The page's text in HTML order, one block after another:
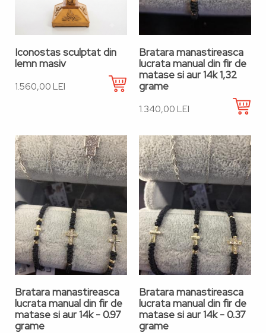
Iconostas sculptat din
lemn masiv
1.560,00 LEI
Bratara manastireasca
lucrata manual din fir de
matase si aur 14k 1,32
grame
1.340,00 LEI
Bratara manastireasca
lucrata manual din fir de
matase si aur 14k - 0.97
grame
Bratara manastireasca
lucrata manual din fir de
matase si aur 14k - 0.37
grame